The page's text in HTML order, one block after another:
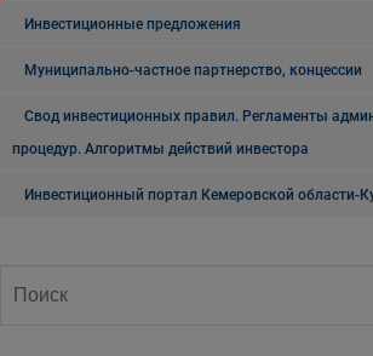
Инвестиционные предложения
Муниципально-частное партнерство, концессии
Свод инвестиционных правил. Регламенты
процедур. Алгоритмы действий инвестора
Инвестиционный портал Кемеровской области-